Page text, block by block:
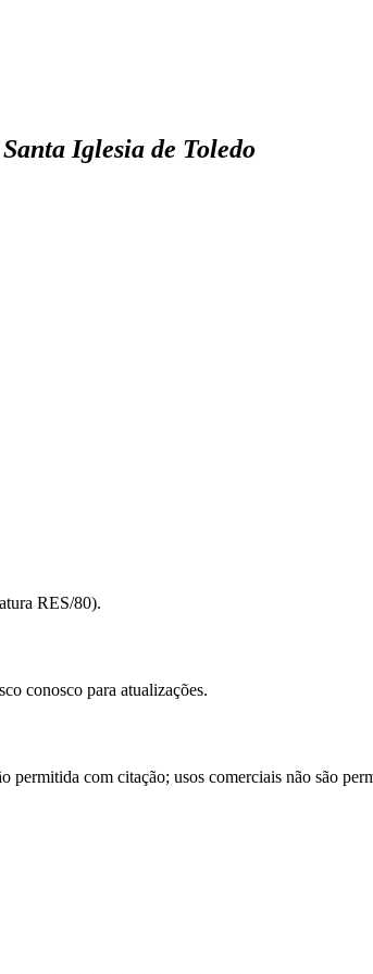
Iglesia de Toledo
RES/80).
conosco para atualizações.
com citação; usos comerciais não são